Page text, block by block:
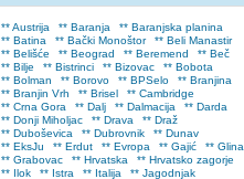
** Austrija ** Baranja
** Baranjska planina
** Batina
** Bački Monoštor
** Beli Manastir
** Belišće
** Beograd ** Beremend
** Beč
** Bilje
** Bistrinci ** Bizovac
** Bobota
** Bolman
** Borovo ** BPSelo
** Branjina
** Branjin Vrh
** Brisel
** Cambridge
** Crna Gora
** Dalj ** Dalmacija
** Darda
** Donji Miholjac
** Drava
** Draž
** Duboševica
** Dubrovnik
** Dunav
** EksJu
** Erdut ** Evropa ** Gajić
** Glina
** Grabovac
** Hrvatska
** Hrvatsko zagorje
** Ilok
** Istra ** Italija
** Jagodnjak